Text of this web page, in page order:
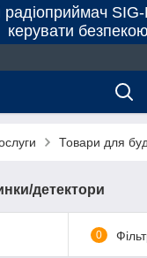
радіоприймач
керувати безпекою
Товари для
детектори
0